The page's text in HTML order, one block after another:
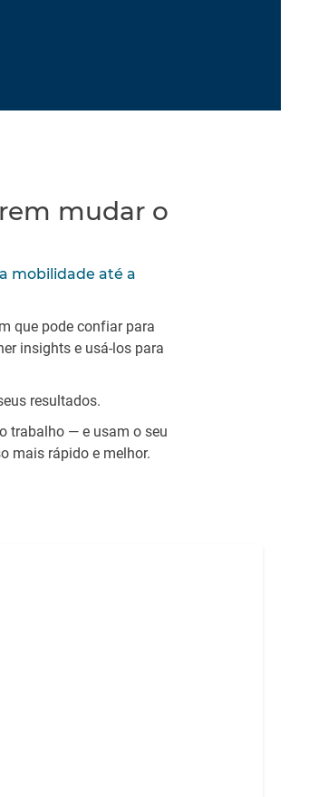
mudar o
mobilidade até a
que pode confiar para
insights e usá-los para
resultados.
trabalho — e usam o seu
mais rápido e melhor.